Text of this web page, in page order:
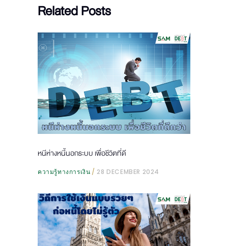
Related Posts
หนีห่างหนี้นอกระบบ เพื่อชีวิตที่ดี
ความรู้ทางการเงิน 28 DECEMBER 2024